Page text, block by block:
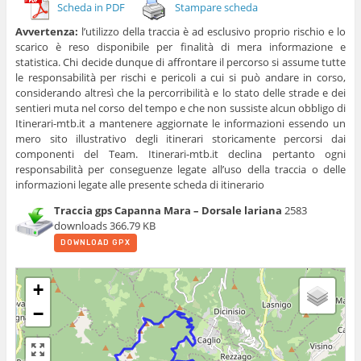
Scheda in PDF
Stampare scheda
Avvertenza: l’utilizzo della traccia è ad esclusivo proprio rischio e lo
scarico è reso disponibile per finalità di mera informazione e
statistica. Chi decide dunque di affrontare il percorso si assume tutte
le responsabilità per rischi e pericoli a cui si può andare in corso,
considerando altresì che la percorribilità e lo stato delle strade e dei
sentieri muta nel corso del tempo e che non sussiste alcun obbligo di
Itinerari-mtb.it a mantenere aggiornate le informazioni essendo un
mero sito illustrativo degli itinerari storicamente percorsi dai
componenti del Team. Itinerari-mtb.it declina pertanto ogni
responsabilità per conseguenze legate all’uso della traccia o delle
informazioni legate alle presente scheda di itinerario
Traccia gps Capanna Mara – Dorsale lariana 2583
downloads366.79 KB
DOWNLOAD GPX
+
−